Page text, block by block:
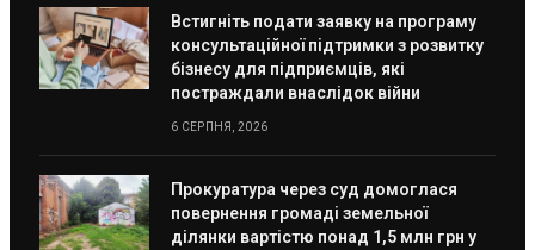
Встигніть подати заявку на програму
консультаційної підтримки з розвитку
бізнесу для підприємців, які
постраждали внаслідок війни
6 СЕРПНЯ, 2026
Прокуратура через суд домоглася
повернення громаді земельної
ділянки вартістю понад 1,5 млн грн у